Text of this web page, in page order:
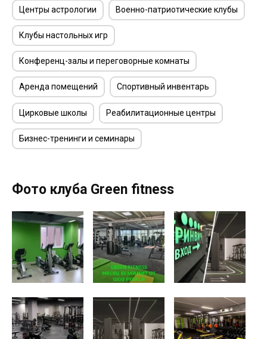
Центры астрологии Военно-патриотические клубы
Клубы настольных игр
Конференц-залы и переговорные комнаты
Аренда помещений Спортивный инвентарь
Цирковые школы Реабилитационные центры
Бизнес-тренинги и семинары
Фото клуба Green fitness